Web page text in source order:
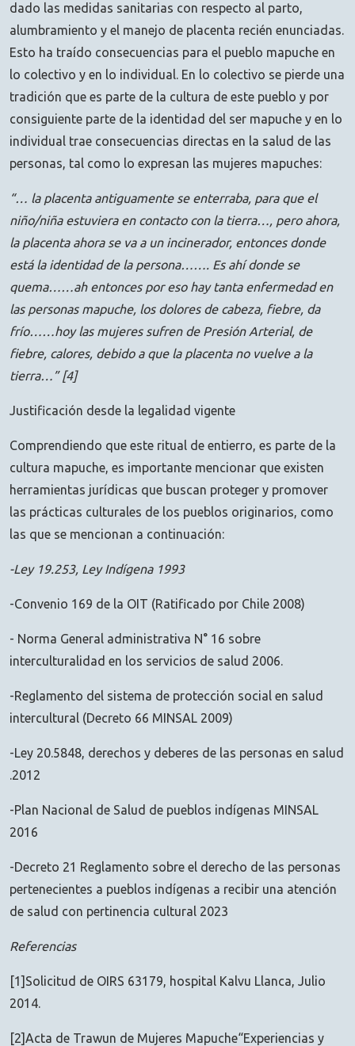
dado las medidas sanitarias con respecto al parto,
alumbramiento y el manejo de placenta recién enunciadas.
Esto ha traído consecuencias para el pueblo mapuche en
lo colectivo y en lo individual. En lo colectivo se pierde una
tradición que es parte de la cultura de este pueblo y por
consiguiente parte de la identidad del ser mapuche y en lo
individual trae consecuencias directas en la salud de las
personas, tal como lo expresan las mujeres mapuches:
“… la placenta antiguamente se enterraba, para que el
niño/niña estuviera en contacto con la tierra…, pero ahora,
la placenta ahora se va a un incinerador, entonces donde
está la identidad de la persona……. Es ahí donde se
quema……ah entonces por eso hay tanta enfermedad en
las personas mapuche, los dolores de cabeza, fiebre, da
frío……hoy las mujeres sufren de Presión Arterial, de
fiebre, calores, debido a que la placenta no vuelve a la
tierra…” [4]
Justificación desde la legalidad vigente
Comprendiendo que este ritual de entierro, es parte de la
cultura mapuche, es importante mencionar que existen
herramientas jurídicas que buscan proteger y promover
las prácticas culturales de los pueblos originarios, como
las que se mencionan a continuación:
-Ley 19.253, Ley Indígena 1993
-Convenio 169 de la OIT (Ratificado por Chile 2008)
- Norma General administrativa N° 16 sobre
interculturalidad en los servicios de salud 2006.
-Reglamento del sistema de protección social en salud
intercultural (Decreto 66 MINSAL 2009)
-Ley 20.5848, derechos y deberes de las personas en salud
.2012
-Plan Nacional de Salud de pueblos indígenas MINSAL
2016
-Decreto 21 Reglamento sobre el derecho de las personas
pertenecientes a pueblos indígenas a recibir una atención
de salud con pertinencia cultural 2023
Referencias
[1]Solicitud de OIRS 63179, hospital Kalvu Llanca, Julio
2014.
[2]Acta de Trawun de Mujeres Mapuche“Experiencias y